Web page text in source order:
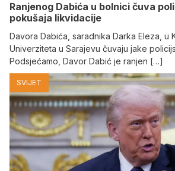
Ranjenog Dabića u bolnici čuva
pokušaja likvidacije
Davora Dabića, saradnika Darka Eleza, u
Univerziteta u Sarajevu čuvaju jake
Podsjećamo, Davor Dabić je ranjen […]
SVIJET